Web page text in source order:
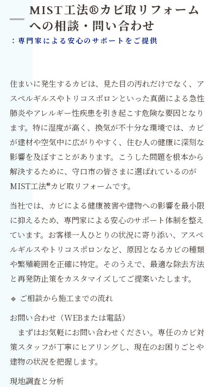
MIST工法®カビ取リフォーム
への相談・問い合わせ
：専門家による安心のサポートをご提供
住まいに発生するカビは、見た目の汚れだけでなく、ア
スペルギルスやトリコスポロンといった真菌による急性
肺炎やアレルギー性疾患を引き起こす危険な要因となり
ます。特に湿度が高く、換気が不十分な環境では、カビ
が建材や空気中に広がりやすく、住む人の健康に深刻な
影響を及ぼすことがあります。こうした問題を根本から
解決するために、守口市の皆さまに選ばれているのが
MIST工法®カビ取リフォームです。
当社では、カビによる健康被害や建物への影響を最小限
に抑えるため、専門家による安心のサポート体制を整え
ています。お客様一人ひとりの状況に寄り添い、アスペ
ルギルスやトリコスポロンなど、原因となるカビの種類
や繁殖範囲を正確に特定。そのうえで、最適な除去方法
と再発防止策をカスタマイズしてご提案いたします。
🔹 ご相談から施工までの流れ
お問い合わせ（WEBまたは電話）
まずはお気軽にお問い合わせください。専任のカビ対
策スタッフが丁寧にヒアリングし、現在のお困りごとや
建物の状況を把握します。
現地調査と分析